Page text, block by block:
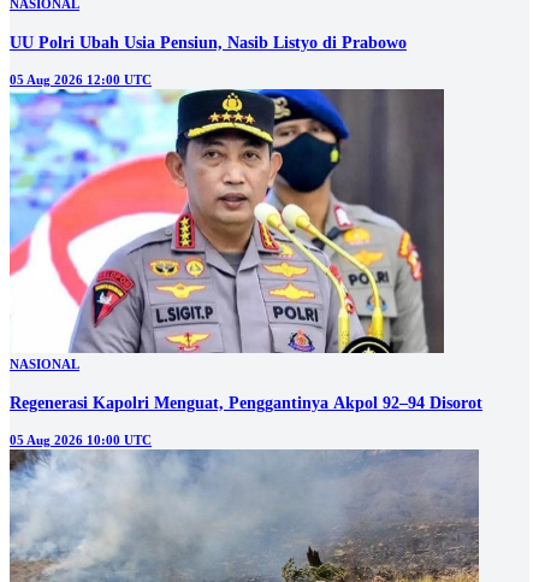
NASIONAL
UU Polri Ubah Usia Pensiun, Nasib Listyo di Prabowo
05 Aug 2026 12:00 UTC
NASIONAL
Regenerasi Kapolri Menguat, Penggantinya Akpol 92–94 Disorot
05 Aug 2026 10:00 UTC